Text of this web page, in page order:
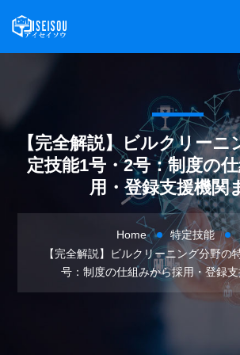
【完全解説】ビルクリーニ
定技能1号・2号：制度の
用・登録支援機関
Home
特定技能
【完全解説】ビルクリーニング分野の
号：制度の仕組みから採用・登録